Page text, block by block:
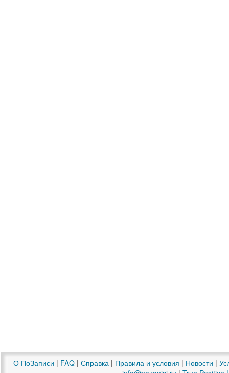
О ПоЗаписи | FAQ | Справка | Правила и условия | Новости |